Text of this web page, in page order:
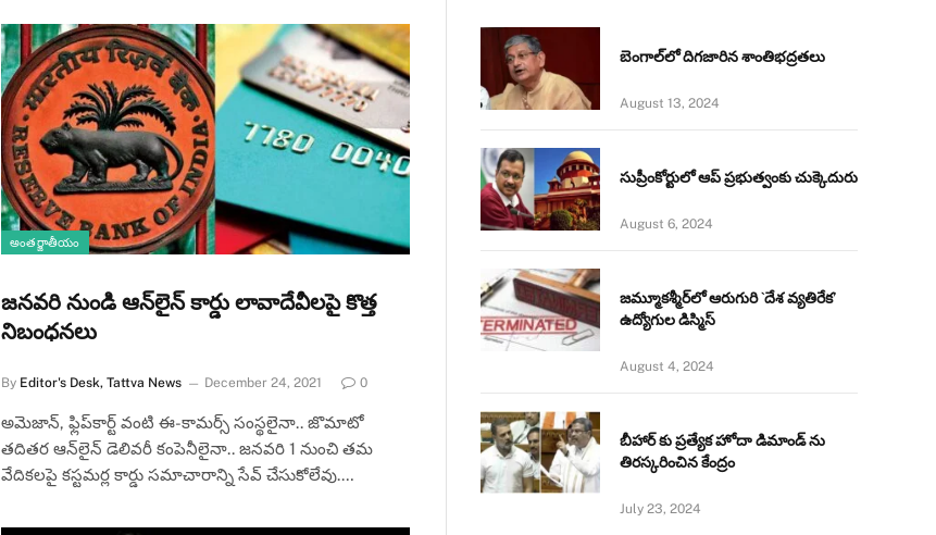
అంతర్జాతీయం
జనవరి నుండి ఆన్‌లైన్‌ కార్డు లావాదేవీలపై కొత్త
నిబంధనలు
By Editor's Desk, Tattva News December 24, 2021 0
అమెజాన్‌, ఫ్లిప్‌కార్ట్‌ వంటి ఈ-కామర్స్‌ సంస్థలైనా.. జొమాటో
తదితర ఆన్‌లైన్‌ డెలివరీ కంపెనీలైనా.. జనవరి 1 నుంచి తమ
వేదికలపై కస్టమర్ల కార్డు సమాచారాన్ని సేవ్‌ చేసుకోలేవు.…
బెంగాల్‌లో దిగజారిన శాంతిభద్రతలు
August 13, 2024
సుప్రీంకోర్టులో ఆప్ ప్రభుత్వంకు చుక్కెదురు
August 6, 2024
జమ్మూకశ్మీర్‌లో ఆరుగురి `దేశ వ్యతిరేక’
ఉద్యోగుల డిస్మిస్‌
August 4, 2024
బీహార్ కు ప్రత్యేక హోదా డిమాండ్ ను
తిరస్కరించిన కేంద్రం
July 23, 2024